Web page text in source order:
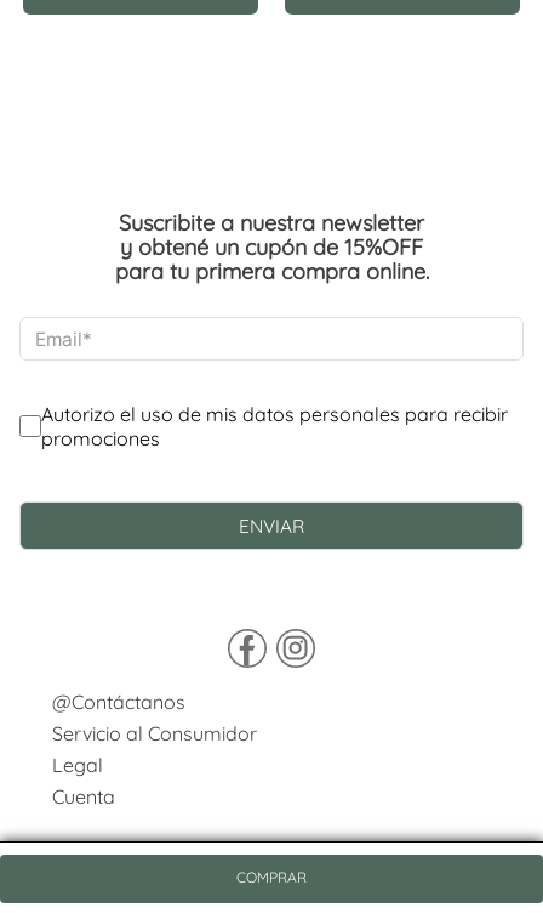
COMPRAR
Suscribite a nuestra newsletter
y obtené un cupón de 15%OFF
para tu primera compra online.
@Contáctanos
Servicio al Consumidor
Legal
Cuenta
© Copyright 2026 / Pasqualini